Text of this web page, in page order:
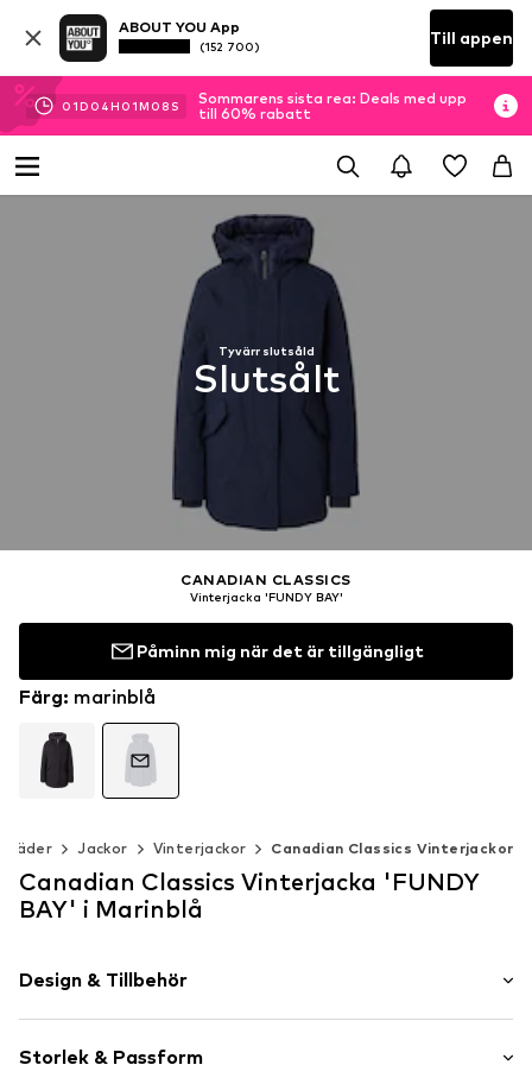
ABOUT YOU App
(152 700) Till appen
01D 04H 01M 08 S
Sommarens sista rea: Deals med upp
till 60% rabatt
Tyvärr slutsåld
Slutsålt
CANADIAN CLASSICS
Vinterjacka 'FUNDY BAY'
Påminn mig när det är tillgängligt
Färg: marinblå
Kläder Jackor Vinterjackor Canadian Classics Vinterjackor
Canadian Classics Vinterjacka 'FUNDY
BAY' i Marinblå
Design & Tillbehör
Storlek & Passform